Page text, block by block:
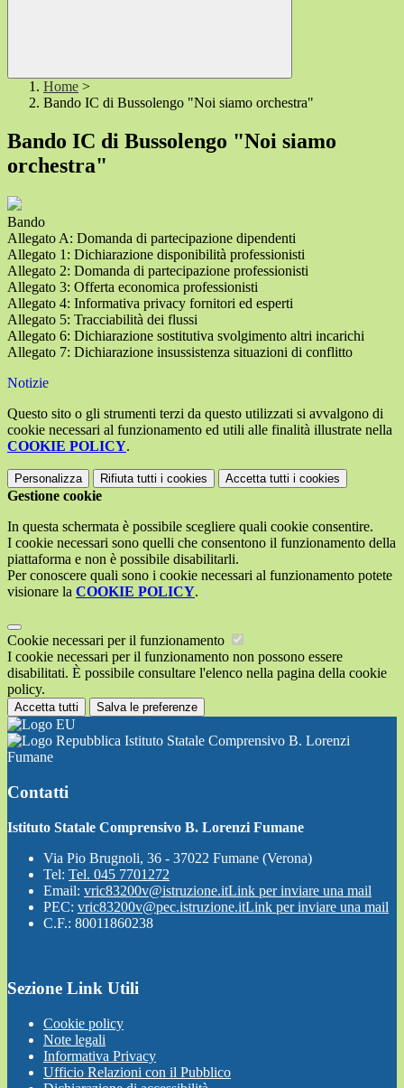
Home >
Bando IC di Bussolengo "Noi siamo orchestra"
Bando IC di Bussolengo "Noi siamo
orchestra"
Bando
Allegato A: Domanda di partecipazione dipendenti
Allegato 1: Dichiarazione disponibilità professionisti
Allegato 2: Domanda di partecipazione professionisti
Allegato 3: Offerta economica professionisti
Allegato 4: Informativa privacy fornitori ed esperti
Allegato 5: Tracciabilità dei flussi
Allegato 6: Dichiarazione sostitutiva svolgimento altri incarichi
Allegato 7: Dichiarazione insussistenza situazioni di conflitto
Notizie
Questo sito o gli strumenti terzi da questo utilizzati si avvalgono di
cookie necessari al funzionamento ed utili alle finalità illustrate nella
COOKIE POLICY.
Personalizza Rifiuta tutti i cookies Accetta tutti i cookies
Gestione cookie
In questa schermata è possibile scegliere quali cookie consentire.
I cookie necessari sono quelli che consentono il funzionamento della
piattaforma e non è possibile disabilitarli.
Per conoscere quali sono i cookie necessari al funzionamento potete
visionare la COOKIE POLICY.
Cookie necessari per il funzionamento
I cookie necessari per il funzionamento non possono essere
disabilitati. È possibile consultare l'elenco nella pagina della cookie
policy.
Accetta tutti Salva le preferenze
Istituto Statale Comprensivo B. Lorenzi
Fumane
Contatti
Istituto Statale Comprensivo B. Lorenzi Fumane
Via Pio Brugnoli, 36 - 37022 Fumane (Verona)
Tel: Tel. 045 7701272
Email: vric83200v@istruzione.itLink per inviare una mail
PEC: vric83200v@pec.istruzione.itLink per inviare una mail
C.F.: 80011860238
Sezione Link Utili
Cookie policy
Note legali
Informativa Privacy
Ufficio Relazioni con il Pubblico